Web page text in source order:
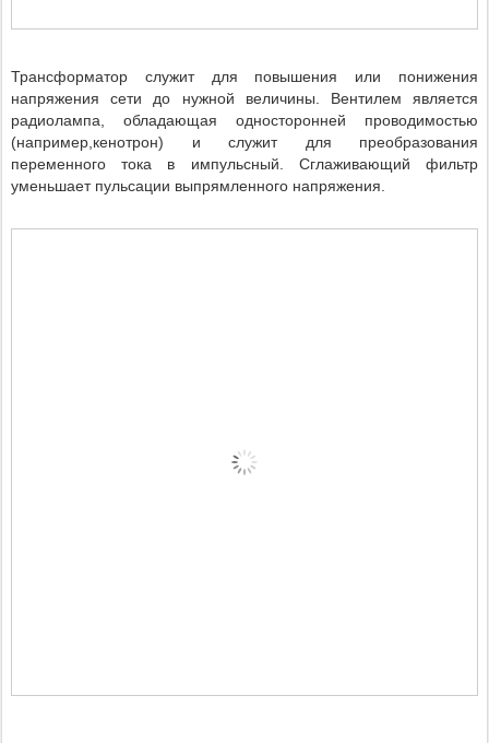
Трансформатор служит для повышения или понижения
напряжения сети до нужной величины. Вентилем является
радиолампа, обладающая односторонней проводимостью
(например,кенотрон) и служит для преобразования
переменного тока в импульсный. Сглаживающий фильтр
уменьшает пульсации выпрямленного напряжения.